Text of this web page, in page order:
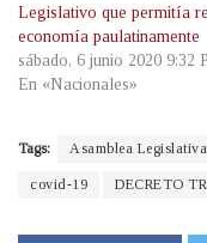
Legislativo que permitía
economía paulatinamente
sábado, 6 junio 2020 9:32
En «Nacionales»
Tags: Asamblea Legislativa
covid-19 DECRETO